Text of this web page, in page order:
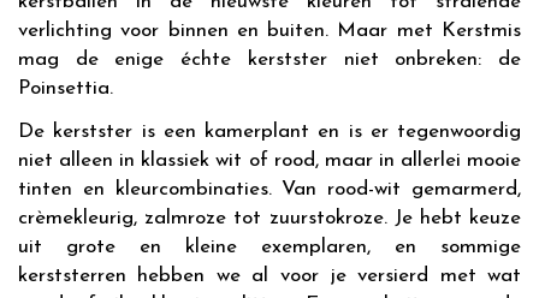
verlichting voor binnen en buiten. Maar met Kerstmis
mag de enige échte kerstster niet onbreken: de
Poinsettia.
De kerstster is een kamerplant en is er tegenwoordig
niet alleen in klassiek wit of rood, maar in allerlei mooie
tinten en kleurcombinaties. Van rood-wit gemarmerd,
crèmekleurig, zalmroze tot zuurstokroze. Je hebt keuze
uit grote en kleine exemplaren, en sommige
kerststerren hebben we al voor je versierd met wat